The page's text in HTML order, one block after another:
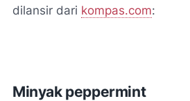
dilansir dari kompas.com:
Minyak peppermint